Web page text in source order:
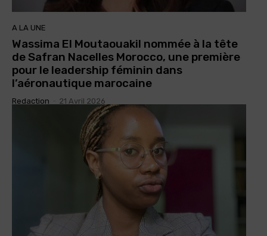
A LA UNE
Wassima El Moutaouakil nommée à la tête
de Safran Nacelles Morocco, une première
pour le leadership féminin dans
l’aéronautique marocaine
Redaction 21 Avril 2026